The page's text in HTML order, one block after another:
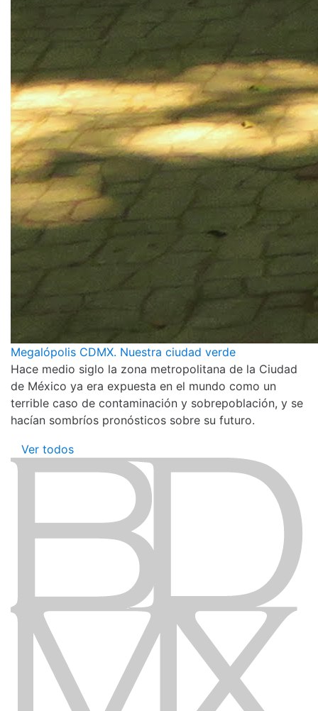
Megalópolis CDMX. Nuestra ciudad verde
Hace medio siglo la zona metropolitana de la Ciudad
de México ya era expuesta en el mundo como un
terrible caso de contaminación y sobrepoblación, y se
hacían sombríos pronósticos sobre su futuro.
Ver todos